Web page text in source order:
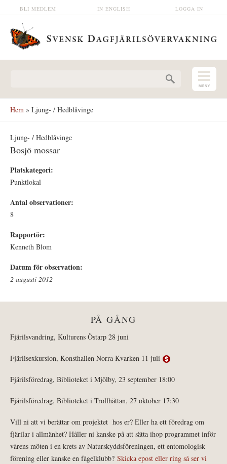
Hoppa till huvudinnehåll LOGGA IN
IN ENGLISH
BLI MEDLEM
Hem » Ljung- / Hedblåvinge
Ljung- / Hedblåvinge
Bosjö mossar
Platskategori:
Punktlokal
Antal observationer:
8
Rapportör:
Kenneth Blom
Datum för observation:
2 augusti 2012
PÅ GÅNG
Fjärilsvandring, Kulturens Östarp 28 juni
Fjärilsexkursion, Konsthallen Norra Kvarken 11 juli
Fjärilsföredrag, Biblioteket i Mjölby, 23 september 18:00
Fjärilsföredrag, Biblioteket i Trollhättan, 27 oktober 17:30
Vill ni att vi berättar om projektet hos er? Eller ha ett föredrag om
fjärilar i allmänhet? Håller ni kanske på att sätta ihop programmet inför
vårens möten i en krets av Naturskyddsföreningen, ett entomologisk
förening eller kanske en fågelklubb? Skicka epost eller ring så ser vi